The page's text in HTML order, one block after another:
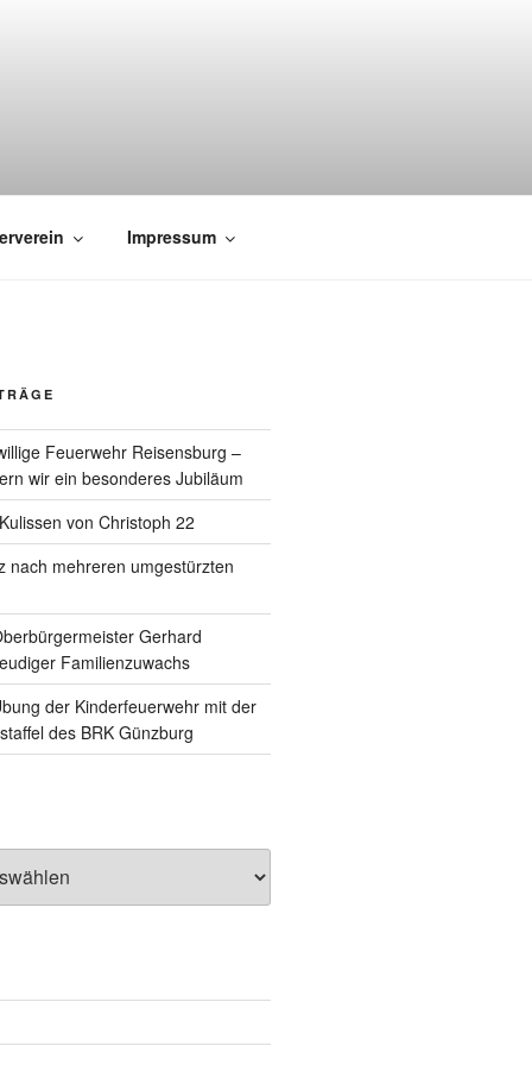
Impressum
Feuerwehr Reisensburg –
wir ein besonderes Jubiläum
von Christoph 22
nach mehreren umgestürzten
Gerhard
Familienzuwachs
der Kinderfeuerwehr mit der
des BRK Günzburg